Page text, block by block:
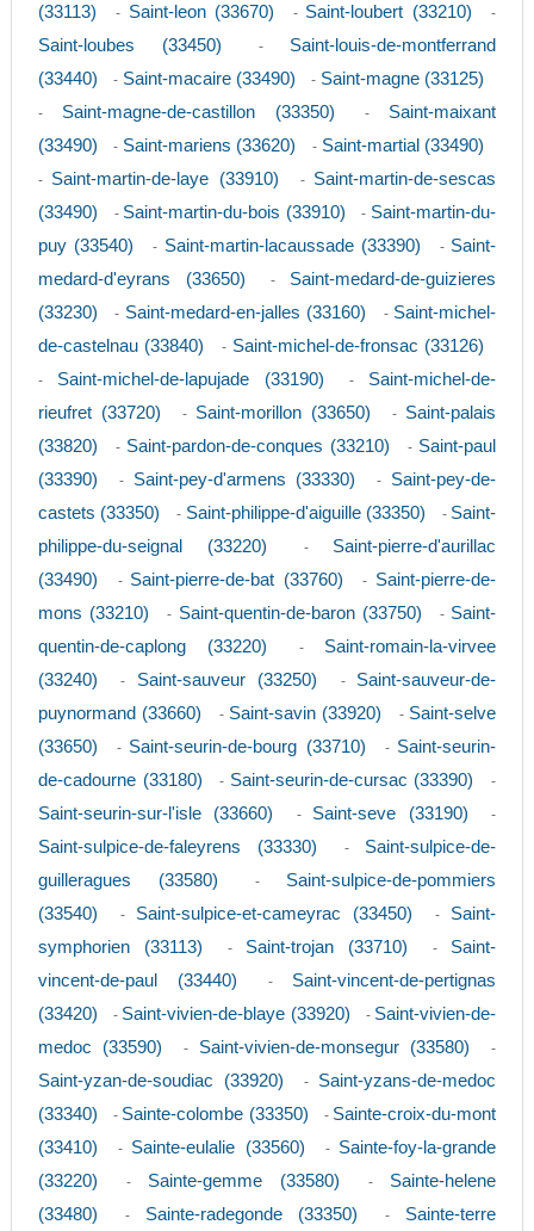
(33113)
- Saint-leon (33670) - Saint-loubert (33210) -
Saint-loubes (33450) - Saint-louis-de-montferrand
(33440)
- Saint-macaire (33490) - Saint-magne (33125)
- Saint-magne-de-castillon (33350) - Saint-maixant
(33490)
- Saint-mariens (33620) - Saint-martial (33490)
- Saint-martin-de-laye (33910) - Saint-martin-de-sescas
(33490)
- Saint-martin-du-bois (33910) - Saint-martin-du-
puy (33540)
- Saint-martin-lacaussade (33390) - Saint-
medard-d'eyrans (33650)
- Saint-medard-de-guizieres
(33230)
- Saint-medard-en-jalles (33160) - Saint-michel-
de-castelnau (33840)
- Saint-michel-de-fronsac (33126)
- Saint-michel-de-lapujade (33190) - Saint-michel-de-
rieufret (33720)
- Saint-morillon (33650) - Saint-palais
(33820)
- Saint-pardon-de-conques (33210) - Saint-paul
(33390)
- Saint-pey-d'armens (33330) - Saint-pey-de-
castets (33350)
- Saint-philippe-d'aiguille (33350) - Saint-
philippe-du-seignal (33220)
- Saint-pierre-d'aurillac
(33490)
- Saint-pierre-de-bat (33760) - Saint-pierre-de-
mons (33210)
- Saint-quentin-de-baron (33750) - Saint-
quentin-de-caplong (33220)
- Saint-romain-la-virvee
(33240)
- Saint-sauveur (33250) - Saint-sauveur-de-
puynormand (33660)
- Saint-savin (33920) - Saint-selve
(33650)
- Saint-seurin-de-bourg (33710) - Saint-seurin-
de-cadourne (33180)
- Saint-seurin-de-cursac (33390) -
Saint-seurin-sur-l'isle (33660) - Saint-seve (33190) -
Saint-sulpice-de-faleyrens (33330) - Saint-sulpice-de-
guilleragues (33580)
- Saint-sulpice-de-pommiers
(33540)
- Saint-sulpice-et-cameyrac (33450) - Saint-
symphorien (33113)
- Saint-trojan (33710) - Saint-
vincent-de-paul (33440)
- Saint-vincent-de-pertignas
(33420)
- Saint-vivien-de-blaye (33920) - Saint-vivien-de-
medoc (33590)
- Saint-vivien-de-monsegur (33580) -
Saint-yzan-de-soudiac (33920) - Saint-yzans-de-medoc
(33340)
- Sainte-colombe (33350) - Sainte-croix-du-mont
(33410)
- Sainte-eulalie (33560) - Sainte-foy-la-grande
(33220)
- Sainte-gemme (33580) - Sainte-helene
(33480)
- Sainte-radegonde (33350) - Sainte-terre